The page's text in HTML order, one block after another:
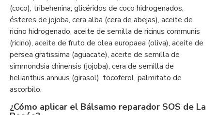
(coco), tribehenina, glicéridos de coco hidrogenados,
ésteres de jojoba, cera alba (cera de abejas), aceite de
ricino hidrogenado, aceite de semilla de ricinus communis
(ricino), aceite de fruto de olea europaea (oliva), aceite de
persea gratissima (aguacate), aceite de semilla de
simmondsia chinensis (jojoba), cera de semilla de
helianthus annuus (girasol), tocoferol, palmitato de
ascorbilo.
¿Cómo aplicar el Bálsamo reparador SOS de La